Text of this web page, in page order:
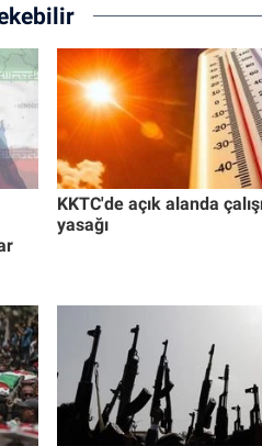
KKTC'de açık alanda
yasağı